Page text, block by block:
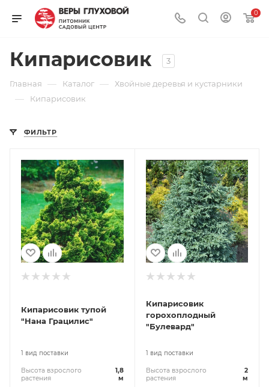
0
Кипарисовик 3
Главная — Каталог — Хвойные деревья и кустарники
— Кипарисовик
ФИЛЬТР
Кипарисовик тупой
"Нана Грацилис"
1 вид поставки
Высота взрослого
растения
1,8
м
Кипарисовик
горохоплодный
"Булевард"
1 вид поставки
Высота взрослого
растения
2
м